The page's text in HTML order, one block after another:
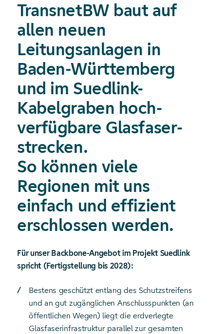
TransnetBW baut auf
allen neuen
Leitungsanlagen in
Baden-Württemberg
und im Suedlink-
Kabelgraben hoch­
verfügbare Glas­faser­
strecken.
So können viele
Regionen mit uns
einfach und effizient
erschlossen werden.
Für unser Backbone-Angebot im Projekt Suedlink
spricht (Fertigstellung bis 2028):
Bestens geschützt entlang des Schutzstreifens
und an gut zugänglichen Anschlusspunkten (an
öffentlichen Wegen) liegt die erdverlegte
Glasfaserinfrastruktur parallel zur gesamten